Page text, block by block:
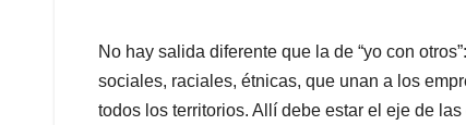
No hay salida diferente que la de “yo con
sociales, raciales, étnicas, que unan a los
todos los territorios. Allí debe estar el eje de